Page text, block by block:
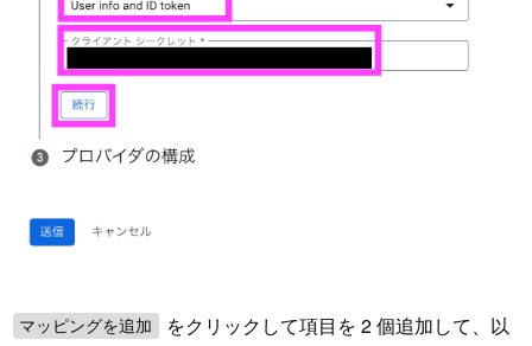
マッピングを追加
をクリックして項目を 2 個追加して、以